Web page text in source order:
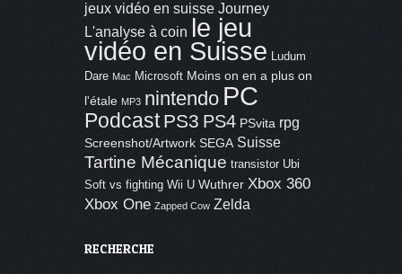
jeux vidéo en suisse Journey
L'analyse à coin
le jeu
vidéo en Suisse Ludum
Dare Mac Microsoft Moins on en a plus on
l'étale MP3 nintendo PC
Podcast PS3 PS4 PSvita rpg
Screenshot/Artwork SEGA Suisse
Tartine Mécanique transistor Ubi
Soft vs fighting Wii U Wuthrer Xbox 360
Xbox One Zapped Cow Zelda
RECHERCHE